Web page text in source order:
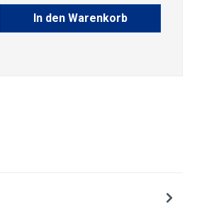
Gib den gewünschten
In den Warenkorb